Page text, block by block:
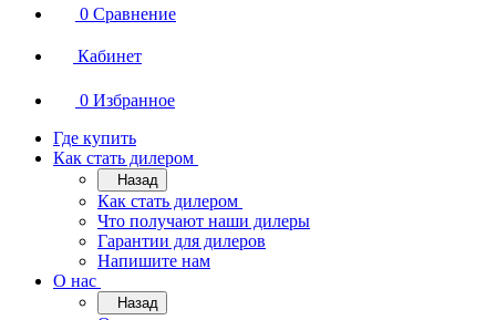
0 Сравнение
Кабинет
0 Избранное
Где купить
Как стать дилером
Назад
Как стать дилером
Что получают наши дилеры
Гарантии для дилеров
Напишите нам
О нас
Назад